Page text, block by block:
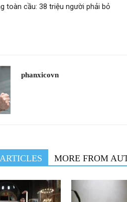
toàn cầu: 38 triệu người phải bỏ
phanxicovn
MORE FROM